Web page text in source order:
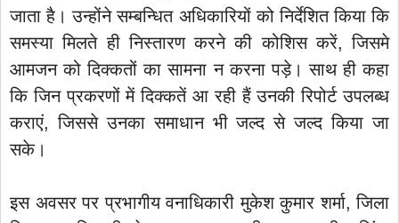
जाता है। उन्होंने सम्बन्धित अधिकारियों को निर्देशित किया कि
समस्या मिलते ही निस्तारण करने की कोशिस करें, जिसमे
आमजन को दिक्कतों का सामना न करना पड़े। साथ ही कहा
कि जिन प्रकरणों में दिक्कतें आ रही हैं उनकी रिपोर्ट उपलब्ध
कराएं, जिससे उनका समाधान भी जल्द से जल्द किया जा
सके।
इस अवसर पर प्रभागीय वनाधिकारी मुकेश कुमार शर्मा, जिला